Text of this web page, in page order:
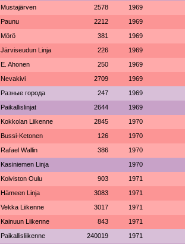
Mustajärven 2578 1969
Paunu 2212 1969
Mörö 381 1969
Järviseudun Linja 226 1969
E. Ahonen 250 1969
Nevakivi 2709 1969
Разные города 247 1969
Paikallislinjat 2644 1969
Kokkolan Liikenne 2845 1970
Bussi-Ketonen 126 1970
Rafael Wallin 386 1970
Kasiniemen Linja 1970
Koiviston Oulu 903 1971
Hämeen Linja 3083 1971
Vekka Liikenne 3017 1971
Kainuun Liikenne 843 1971
Paikallisliikenne 240019 1971